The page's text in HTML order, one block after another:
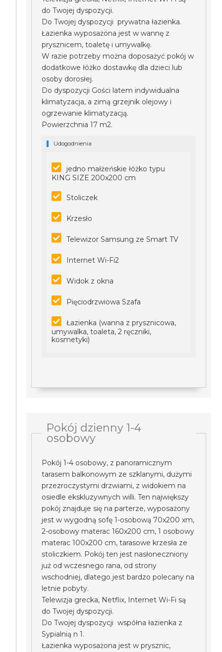
do Twojej dyspozycji.
Do Twojej dyspozycji prywatna łazienka.
Łazienka wyposażona jest w wannę z
prysznicem, toaletę i umywalkę.
W razie potrzeby można doposażyć pokój w
dodatkowe łóżko dostawkę dla dzieci lub
osoby dorosłej.
Do dyspozycji Gości latem indywidualna
klimatyzacja, a zimą grzejnik olejowy i
ogrzewanie klimatyzacją.
Powierzchnia 17 m2.
Udogodnienia
jedno małżeńskie łóżko typu
KING SIZE 200x200 cm
Stoliczek
Krzesło
Telewizor Samsung ze Smart TV
Internet Wi-Fi2
Widok z okna
Pięciodrzwiowa Szafa
Łazienka (wanna z prysznicowa,
umywalka, toaleta, 2 ręczniki,
kosmetyki)
Pokój dzienny 1-4
osobowy
Pokój 1-4 osobowy, z panoramicznym
tarasem balkonowym ze szklanymi, dużymi
przezroczystymi drzwiami, z widokiem na
osiedle ekskluzywnych willi. Ten największy
pokój znajduje się na parterze, wyposażony
jest w wygodną sofę 1-osobową 70x200 xm,
2-osobowy materac 160x200 cm, 1 osobowy
materac 100x200 cm, tarasowe krzesła ze
stoliczkiem. Pokój ten jest nasłoneczniony
już od wczesnego rana, od strony
wschodniej, dlatego jest bardzo polecany na
letnie pobyty.
Telewizja grecka, Netflix, Internet Wi-Fi są
do Twojej dyspozycji.
Do Twojej dyspozycji współna łazienka z
Sypialnią n 1.
Łazienka wyposażona jest w prysznic,